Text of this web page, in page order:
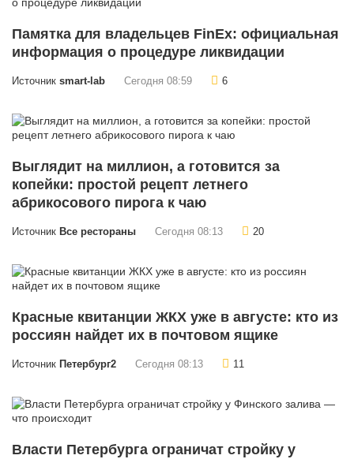
Памятка для владельцев FinEx: официальная
информация о процедуре ликвидации
Источник smart-lab Сегодня 08:59 6
Выглядит на миллион, а готовится за
копейки: простой рецепт летнего
абрикосового пирога к чаю
Источник Все рестораны Сегодня 08:13 20
Красные квитанции ЖКХ уже в августе: кто из
россиян найдет их в почтовом ящике
Источник Петербург2 Сегодня 08:13 11
Власти Петербурга ограничат стройку у